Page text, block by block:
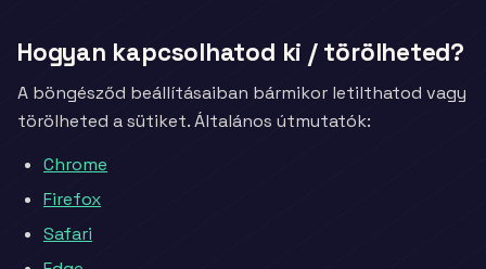
Hogyan kapcsolhatod ki / törölheted?
A böngésződ beállításaiban bármikor letilthatod vagy
törölheted a sütiket. Általános útmutatók:
Chrome
Firefox
Safari